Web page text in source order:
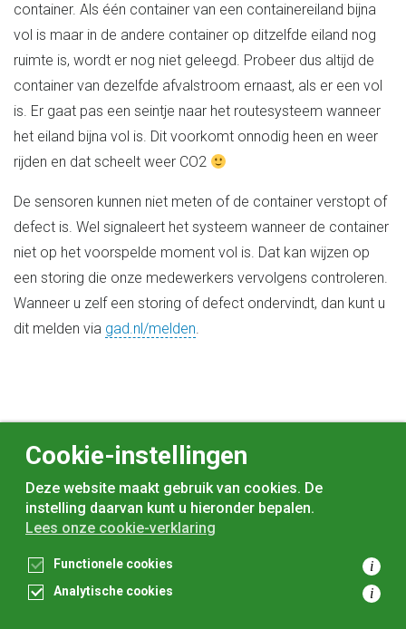
container. Als één container van een containereiland bijna
vol is maar in de andere container op ditzelfde eiland nog
ruimte is, wordt er nog niet geleegd. Probeer dus altijd de
container van dezelfde afvalstroom ernaast, als er een vol
is. Er gaat pas een seintje naar het routesysteem wanneer
het eiland bijna vol is. Dit voorkomt onnodig heen en weer
rijden en dat scheelt weer CO2
De sensoren kunnen niet meten of de container verstopt of
defect is. Wel signaleert het systeem wanneer de container
niet op het voorspelde moment vol is. Dat kan wijzen op
een storing die onze medewerkers vervolgens controleren.
Wanneer u zelf een storing of defect ondervindt, dan kunt u
dit melden via gad.nl/melden.
voor inwoners,metgemeenten
Toegankelijkheidsverklaring
Cookie-instellingen
Deze website maakt gebruik van cookies. De
instelling daarvan kunt u hieronder bepalen.
Lees onze cookie-verklaring
Functionele cookies i
Analytische cookies i